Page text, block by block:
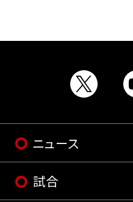
ニュース
試合